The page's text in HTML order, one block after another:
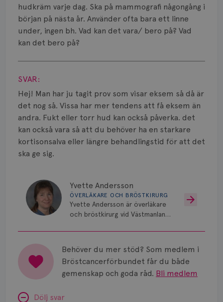
hudkräm varje dag. Ska på mammografi någongång i
början på nästa år. Använder ofta bara ett linne
under, ingen bh. Vad kan det vara/ bero på? Vad
kan det bero på?
Visa svar
SVAR:
Hej! Man har ju tagit prov som visar eksem så då är
det nog så. Vissa har mer tendens att få eksem än
andra. Fukt eller torr hud kan också påverka. det
kan också vara så att du behöver ha en starkare
kortisonsalva eller längre behandlingstid för att det
ska ge sig.
Yvette Andersson
ÖVERLÄKARE OCH BRÖSTKIRURG
Yvette Andersson är överläkare
och bröstkirurg vid Västmanlands
Behöver du mer stöd? Som medlem i
Bröstcancerförbundet får du både
gemenskap och goda råd. Bli medlem
Dölj svar
Risker
Spridd bröstcancer
Vätska